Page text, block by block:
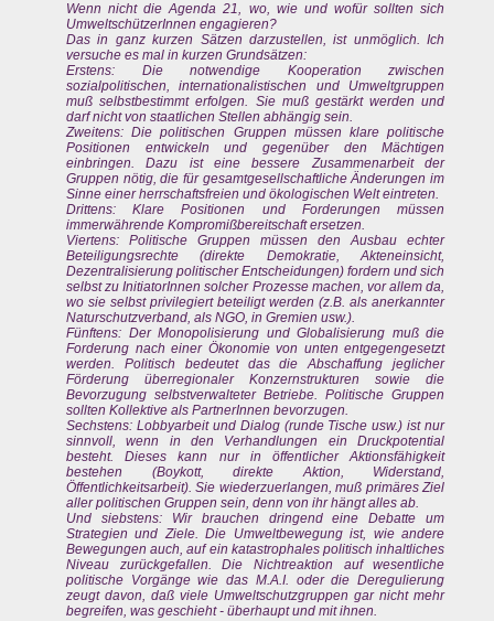
Wenn nicht die Agenda 21, wo, wie und wofür sollten sich
UmweltschützerInnen engagieren?
Das in ganz kurzen Sätzen darzustellen, ist unmöglich. Ich
versuche es mal in kurzen Grundsätzen:
Erstens: Die notwendige Kooperation zwischen
sozialpolitischen, internationalistischen und Umweltgruppen
muß selbstbestimmt erfolgen. Sie muß gestärkt werden und
darf nicht von staatlichen Stellen abhängig sein.
Zweitens: Die politischen Gruppen müssen klare politische
Positionen entwickeln und gegenüber den Mächtigen
einbringen. Dazu ist eine bessere Zusammenarbeit der
Gruppen nötig, die für gesamtgesellschaftliche Änderungen im
Sinne einer herrschaftsfreien und ökologischen Welt eintreten.
Drittens: Klare Positionen und Forderungen müssen
immerwährende Kompromißbereitschaft ersetzen.
Viertens: Politische Gruppen müssen den Ausbau echter
Beteiligungsrechte (direkte Demokratie, Akteneinsicht,
Dezentralisierung politischer Entscheidungen) fordern und sich
selbst zu InitiatorInnen solcher Prozesse machen, vor allem da,
wo sie selbst privilegiert beteiligt werden (z.B. als anerkannter
Naturschutzverband, als NGO, in Gremien usw.).
Fünftens: Der Monopolisierung und Globalisierung muß die
Forderung nach einer Ökonomie von unten entgegengesetzt
werden. Politisch bedeutet das die Abschaffung jeglicher
Förderung überregionaler Konzernstrukturen sowie die
Bevorzugung selbstverwalteter Betriebe. Politische Gruppen
sollten Kollektive als PartnerInnen bevorzugen.
Sechstens: Lobbyarbeit und Dialog (runde Tische usw.) ist nur
sinnvoll, wenn in den Verhandlungen ein Druckpotential
besteht. Dieses kann nur in öffentlicher Aktionsfähigkeit
bestehen (Boykott, direkte Aktion, Widerstand,
Öffentlichkeitsarbeit). Sie wiederzuerlangen, muß primäres Ziel
aller politischen Gruppen sein, denn von ihr hängt alles ab.
Und siebstens: Wir brauchen dringend eine Debatte um
Strategien und Ziele. Die Umweltbewegung ist, wie andere
Bewegungen auch, auf ein katastrophales politisch inhaltliches
Niveau zurückgefallen. Die Nichtreaktion auf wesentliche
politische Vorgänge wie das M.A.I. oder die Deregulierung
zeugt davon, daß viele Umweltschutzgruppen gar nicht mehr
begreifen, was geschieht - überhaupt und mit ihnen.